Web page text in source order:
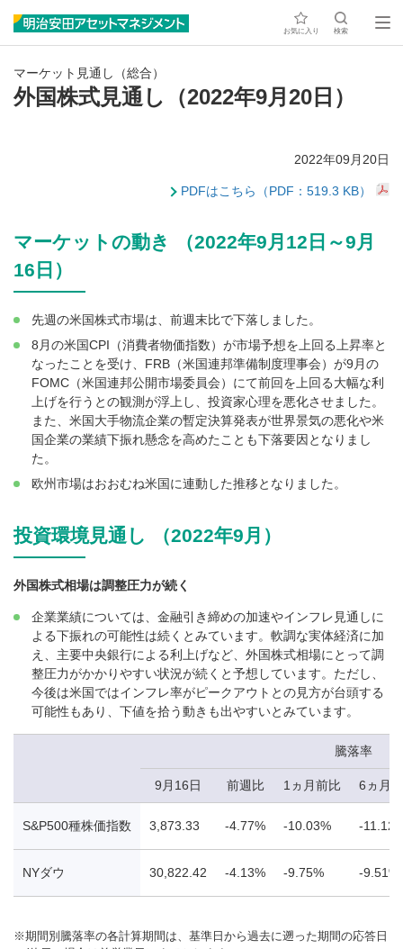
お気に入り 検索
マーケット見通し（総合）
外国株式見通し（2022年9月20日）
2022年09月20日
PDFはこちら（PDF：519.3 KB）
マーケットの動き （2022年9月12日～9月
16日）
先週の米国株式市場は、前週末比で下落しました。
8月の米国CPI（消費者物価指数）が市場予想を上回る上昇率と
なったことを受け、FRB（米国連邦準備制度理事会）が9月の
FOMC（米国連邦公開市場委員会）にて前回を上回る大幅な利
上げを行うとの観測が浮上し、投資家心理を悪化させました。
また、米国大手物流企業の暫定決算発表が世界景気の悪化や米
国企業の業績下振れ懸念を高めたことも下落要因となりまし
た。
欧州市場はおおむね米国に連動した推移となりました。
投資環境見通し （2022年9月）
外国株式相場は調整圧力が続く
企業業績については、金融引き締めの加速やインフレ見通しに
よる下振れの可能性は続くとみています。軟調な実体経済に加
え、主要中央銀行による利上げなど、外国株式相場にとって調
整圧力がかかりやすい状況が続くと予想しています。ただし、
今後は米国ではインフレ率がピークアウトとの見方が台頭する
可能性もあり、下値を拾う動きも出やすいとみています。
騰落率
9月16日 前週比 1ヵ月前比 6ヵ月
S&P500種株価指数 3,873.33 -4.77% -10.03% -
NYダウ 30,822.42 -4.13% -9.75% -9.51%
※期間別騰落率の各計算期間は、基準日から過去に遡った期間の応答日